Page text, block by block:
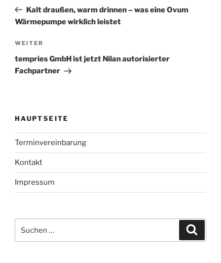
Beitrag
Kalt draußen, warm drinnen – was eine Ovum
Wärmepumpe wirklich leistet
Nächster
Beitrag
WEITER
tempries GmbH ist jetzt Nilan autorisierter
Fachpartner
HAUPTSEITE
Terminvereinbarung
Kontakt
Impressum
nach: